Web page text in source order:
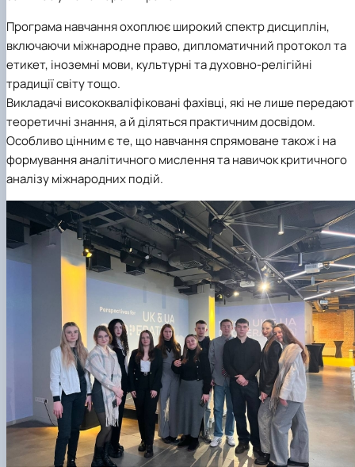
Кафедра фізичної культури і спорту
Кафедра філософії та міжнародної
комунікації
Кафедра психології
Програма навчання охоплює широкий спектр дисциплін,
включаючи міжнародне право, дипломатичний протокол та
етикет, іноземні мови, культурні та духовно-релігійні
традиції світу тощо.
Викладачі висококваліфіковані фахівці, які не лише
теоретичні знання, а й діляться практичним досвідом.
Особливо цінним є те, що навчання спрямоване також і на
формування аналітичного мислення та навичок критичного
аналізу міжнародних подій.